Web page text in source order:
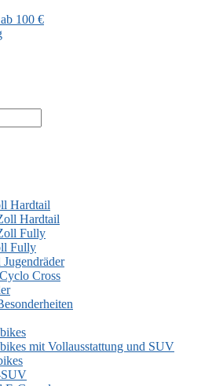
100 €
Hardtail
Hardtail
Fully
Fully
Cross
mit Vollausstattung und SUV